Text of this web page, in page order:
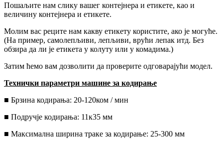
Пошаљите нам слику вашег контејнера и етикете, као и
величину контејнера и етикете.
Молим вас реците нам какву етикету користите, ако је могуће.
(На пример, самолепљиви, лепљиви, врући лепак итд. Без
обзира да ли је етикета у колуту или у комадима.)
Затим ћемо вам дозволити да проверите одговарајући модел.
Технички параметри машине за кодирање
■ Брзина кодирања: 20-120ком / мин
■ Подручје кодирања: 11к35 мм
■ Максимална ширина траке за кодирање: 25-300 мм